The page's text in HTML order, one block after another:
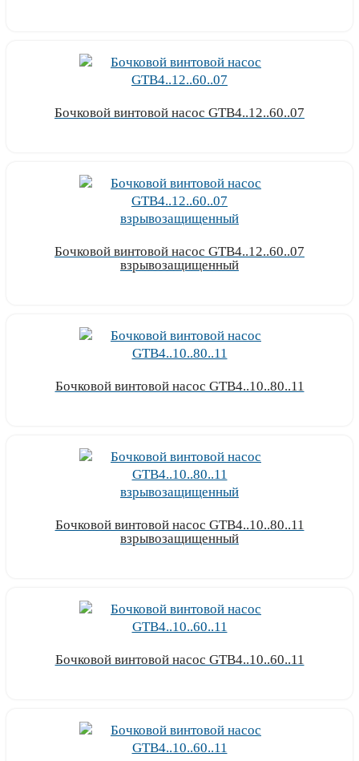
Бочковой винтовой насос GTB4..12..60..07
Бочковой винтовой насос GTB4..12..60..07
взрывозащищенный
Бочковой винтовой насос GTB4..10..80..11
Бочковой винтовой насос GTB4..10..80..11
взрывозащищенный
Бочковой винтовой насос GTB4..10..60..11